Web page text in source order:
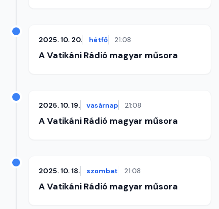
2025. 10. 20. hétfő 21:08
A Vatikáni Rádió magyar műsora
2025. 10. 19. vasárnap 21:08
A Vatikáni Rádió magyar műsora
2025. 10. 18. szombat 21:08
A Vatikáni Rádió magyar műsora